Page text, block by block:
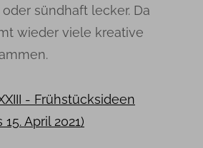
sündhaft lecker. Da
wieder viele kreative